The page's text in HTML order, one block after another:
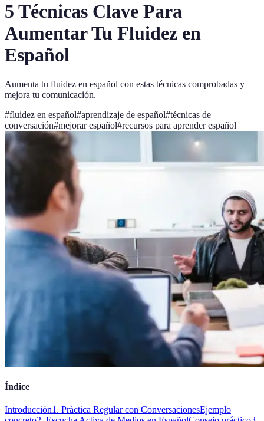
5 Técnicas Clave Para
Aumentar Tu Fluidez en
Español
Aumenta tu fluidez en español con estas técnicas comprobadas y
mejora tu comunicación.
#fluidez en español#aprendizaje de español#técnicas de
conversación#mejorar español#recursos para aprender español
Índice
Introducción1. Práctica Regular con ConversacionesEjemplo